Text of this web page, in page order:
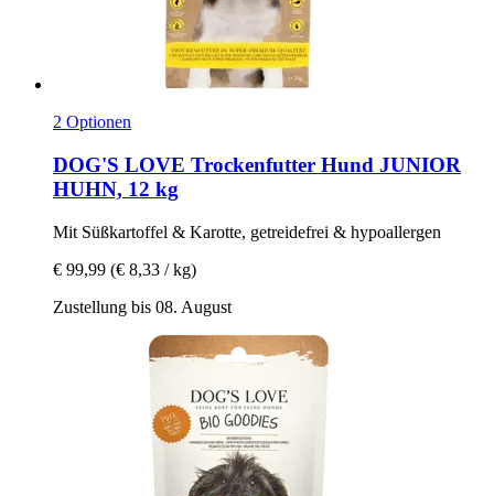
2 Optionen
DOG'S LOVE Trockenfutter Hund JUNIOR
HUHN, 12 kg
Mit Süßkartoffel & Karotte, getreidefrei & hypoallergen
€ 99,99 (€ 8,33 / kg)
Zustellung bis 08. August